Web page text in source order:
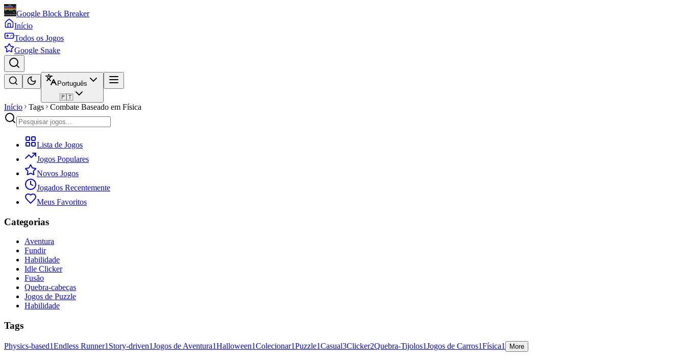
Google Block Breaker
Início
Todos os Jogos
Google Snake
Português
🇵🇹
Início Tags Combate Baseado em Física
Lista de Jogos
Jogos Populares
Novos Jogos
Jogados Recentemente
Meus Favoritos
Categorias
Aventura
Fundir
Habilidade
Idle Clicker
Fusão
Quebra-cabeças
Jogos de Puzzle
Habilidade
Tags
Physics-based1Endless Runner1 Story-driven1Jogos de Aventura1Halloween1Colecionar1Puzzle1Casual3Clicker2Quebra-Tijolos1Jogos de Carros1Física1 More